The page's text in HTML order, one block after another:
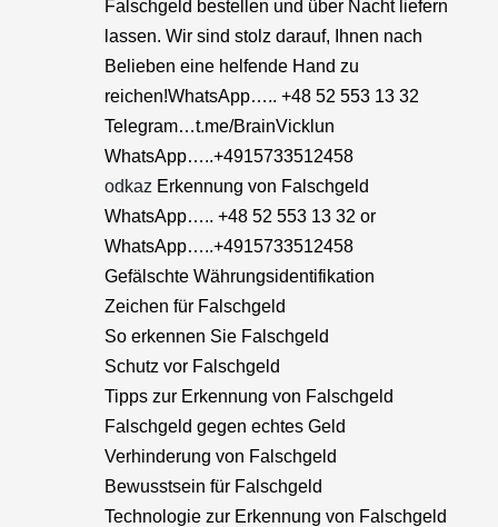
Falschgeld bestellen und über Nacht liefern
lassen. Wir sind stolz darauf, Ihnen nach
Belieben eine helfende Hand zu
reichen!WhatsApp….. +48 52 553 13 32
Telegram…t.me/BrainVicklun
WhatsApp…..+4915733512458
odkaz Erkennung von Falschgeld
WhatsApp….. +48 52 553 13 32 or
WhatsApp…..+4915733512458
Gefälschte Währungsidentifikation
Zeichen für Falschgeld
So erkennen Sie Falschgeld
Schutz vor Falschgeld
Tipps zur Erkennung von Falschgeld
Falschgeld gegen echtes Geld
Verhinderung von Falschgeld
Bewusstsein für Falschgeld
Technologie zur Erkennung von Falschgeld